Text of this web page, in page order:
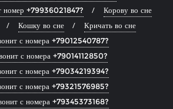
номер +79936021847?
Корову во сне
Кошку во сне
Кричать во сне
с номера +79012540787?
с номера +79014112850?
с номера +79034219394?
с номера +79321576985?
с номера +79345373168?